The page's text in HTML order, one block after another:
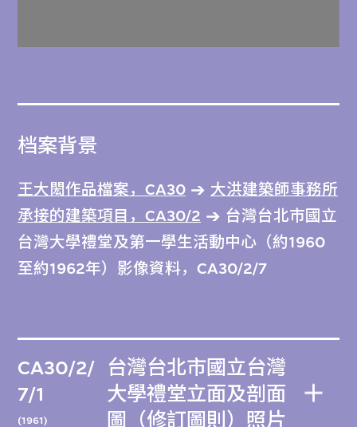
档案背景
王大閎作品檔案，CA30
大洪建築師事務所
承接的建築項目，CA30/2
台灣台北市國立
台灣大學禮堂及第一學生活動中心（約1960
至約1962年）影像資料，CA30/2/7
CA30/2/
7/1
(1961)
台灣台北市國立台灣
大學禮堂立面及剖面
圖（修訂圖則）照片